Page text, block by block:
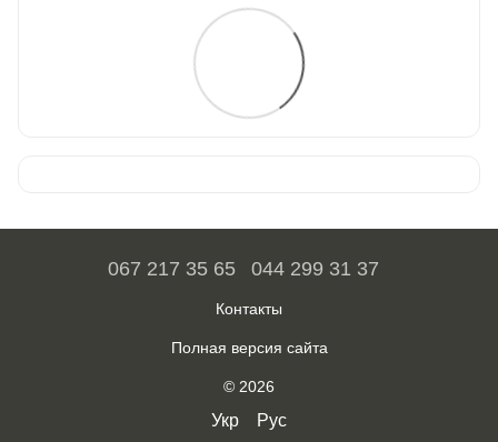
067 217 35 65 044 299 31 37
Контакты
Полная версия сайта
© 2026
Укр Рус